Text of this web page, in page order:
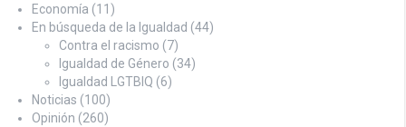
Economía (11)
En búsqueda de la Igualdad (44)
Contra el racismo (7)
Igualdad de Género (34)
Igualdad LGTBIQ (6)
Noticias (100)
Opinión (260)